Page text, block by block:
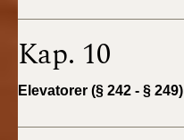
Kap. 10
Elevatorer (§ 242 - § 249)